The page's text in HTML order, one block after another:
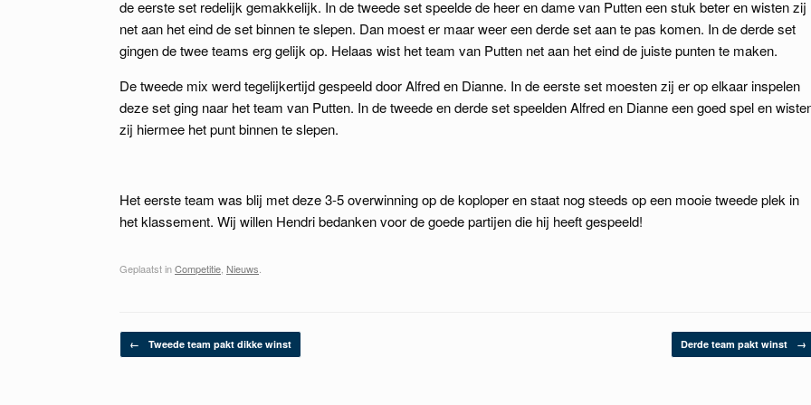
de eerste set redelijk gemakkelijk. In de tweede set speelde de heer en dame van Putten een stuk beter en wisten zij
net aan het eind de set binnen te slepen. Dan moest er maar weer een derde set aan te pas komen. In de derde set
gingen de twee teams erg gelijk op. Helaas wist het team van Putten net aan het eind de juiste punten te maken.
De tweede mix werd tegelijkertijd gespeeld door Alfred en Dianne. In de eerste set moesten zij er op elkaar inspelen
deze set ging naar het team van Putten. In de tweede en derde set speelden Alfred en Dianne een goed spel en
zij hiermee het punt binnen te slepen.
Het eerste team was blij met deze 3-5 overwinning op de koploper en staat nog steeds op een mooie tweede plek in
het klassement. Wij willen Hendri bedanken voor de goede partijen die hij heeft gespeeld!
Geplaatst inCompetitie Nieuws
Berichtnavigatie
← Tweede team pakt dikke winst Derde team pakt winst →